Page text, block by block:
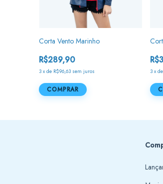
Corta Vento Marinho
R$289,90
3 xde R$96,63 sem juros
COMPRAR
3 x de